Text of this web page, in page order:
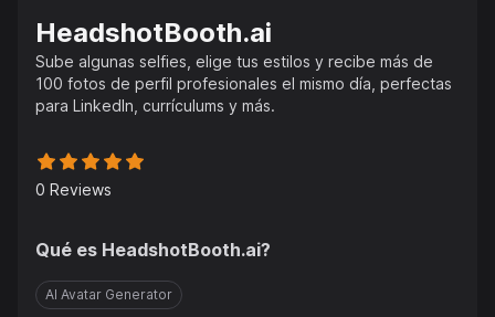
HeadshotBooth.ai
Sube algunas selfies, elige tus estilos y recibe más de
100 fotos de perfil profesionales el mismo día, perfectas
para LinkedIn, currículums y más.
0 Reviews
Qué es HeadshotBooth.ai?
AI Avatar Generator